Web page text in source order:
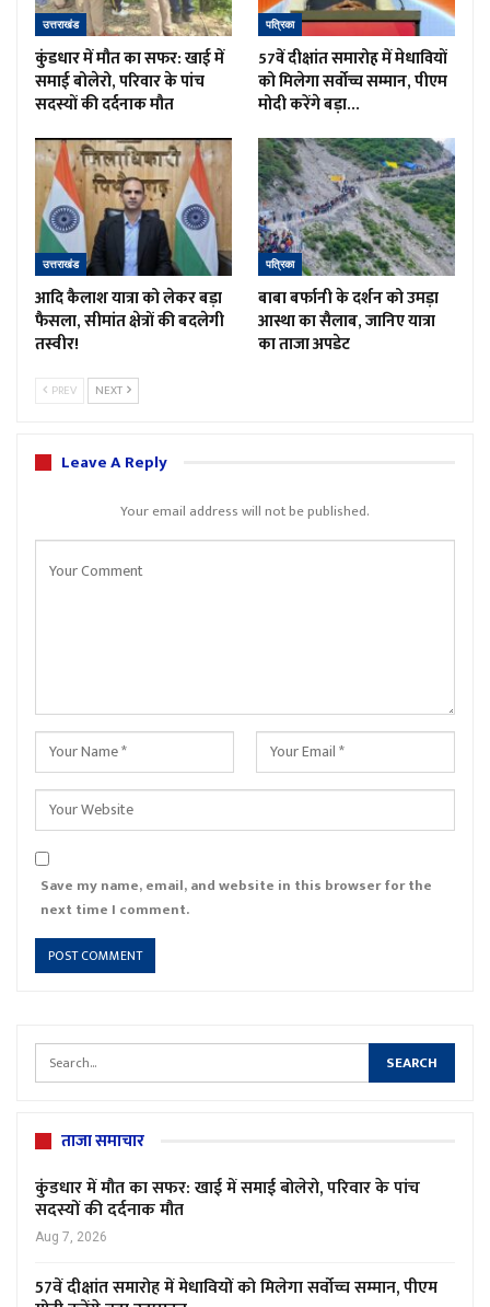
उत्तराखंड
कुंडधार में मौत का सफर: खाई में
समाई बोलेरो, परिवार के पांच
सदस्यों की दर्दनाक मौत
पत्रिका
57वें दीक्षांत समारोह में मेधावियों
को मिलेगा सर्वोच्च सम्मान, पीएम
मोदी करेंगे बड़ा…
उत्तराखंड
आदि कैलाश यात्रा को लेकर बड़ा
फैसला, सीमांत क्षेत्रों की बदलेगी
तस्वीर!
पत्रिका
बाबा बर्फानी के दर्शन को उमड़ा
आस्था का सैलाब, जानिए यात्रा
का ताजा अपडेट
PREV NEXT
Leave A Reply
Your email address will not be published.
Save my name, email, and website in this browser for the
next time I comment.
ताजा समाचार
कुंडधार में मौत का सफर: खाई में समाई बोलेरो, परिवार के पांच
सदस्यों की दर्दनाक मौत
Aug 7, 2026
57वें दीक्षांत समारोह में मेधावियों को मिलेगा सर्वोच्च सम्मान, पीएम